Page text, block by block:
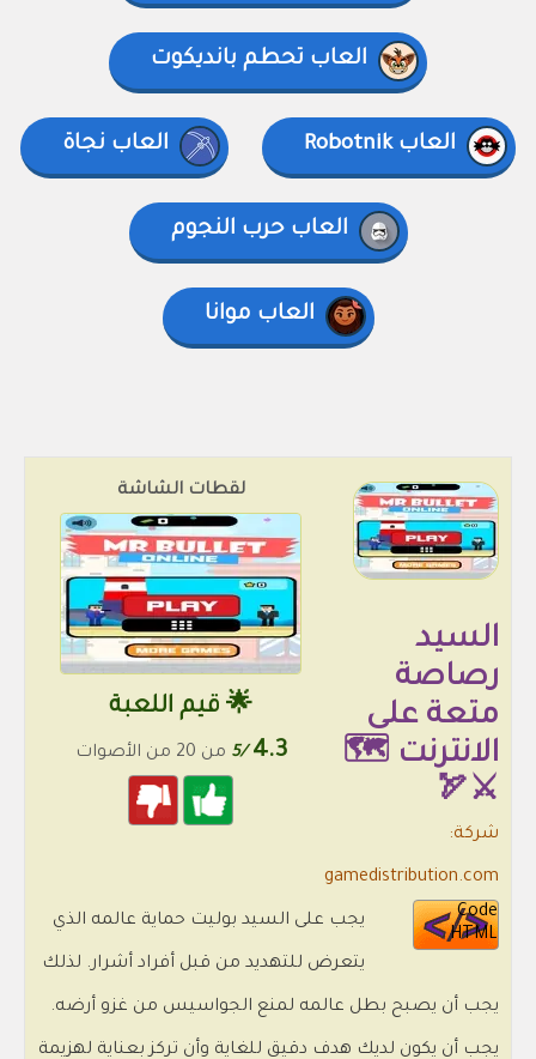
العاب تحطم بانديكوت
العاب Robotnik العاب نجاة
العاب حرب النجوم
العاب موانا
لقطات الشاشة
🌟 قيم اللعبة
4.3
/5 من 20 من الأصوات
السيد
رصاصة
متعة على
الانترنت 🗺️
⚔️🏹
شركة:
gamedistribution.com
Code
HTML
يجب على السيد بوليت حماية عالمه الذي
يتعرض للتهديد من قبل أفراد أشرار. لذلك
يجب أن يصبح بطل عالمه لمنع الجواسيس من غزو أرضه.
يجب أن يكون لديك هدف دقيق للغاية وأن تركز بعناية لهزيمة